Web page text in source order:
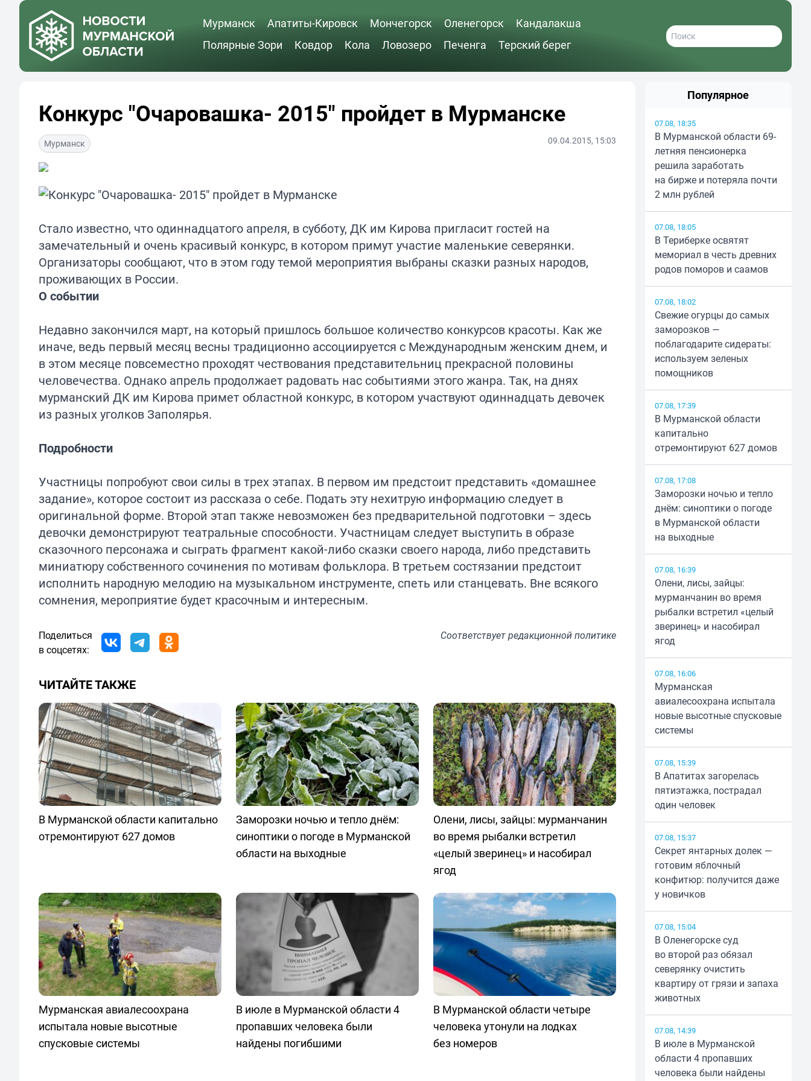
Мурманск Апатиты-Кировск Мончегорск Оленегорск
Кандалакша
Полярные Зори
Ковдор Кола Ловозеро Печенга Терский берег
Конкурс "Очаровашка- 2015" пройдет в Мурманске
Мурманск 09.04.2015, 15:03
Стало известно, что одиннадцатого апреля, в субботу, ДК им Кирова пригласит гостей на
замечательный и очень красивый конкурс, в котором примут участие маленькие северянки.
Организаторы сообщают, что в этом году темой мероприятия выбраны сказки разных народов,
проживающих в России.
О событии
Недавно закончился март, на который пришлось большое количество конкурсов красоты. Как же
иначе, ведь первый месяц весны традиционно ассоциируется с Международным женским днем, и
в этом месяце повсеместно проходят чествования представительниц прекрасной половины
человечества. Однако апрель продолжает радовать нас событиями этого жанра. Так, на днях
мурманский ДК им Кирова примет областной конкурс, в котором участвуют одиннадцать девочек
из разных уголков Заполярья.
Подробности
Участницы попробуют свои силы в трех этапах. В первом им предстоит представить «домашнее
задание», которое состоит из рассказа о себе. Подать эту нехитрую информацию следует в
оригинальной форме. Второй этап также невозможен без предварительной подготовки – здесь
девочки демонстрируют театральные способности. Участницам следует выступить в образе
сказочного персонажа и сыграть фрагмент какой-либо сказки своего народа, либо представить
миниатюру собственного сочинения по мотивам фольклора. В третьем состязании предстоит
исполнить народную мелодию на музыкальном инструменте, спеть или станцевать. Вне всякого
сомнения, мероприятие будет красочным и интересным.
Поделиться
в соцсетях:
Соответствуетредакционной политике
ЧИТАЙТЕ ТАКЖЕ
В Мурманской области капитально
отремонтируют 627 домов
Заморозки ночью и тепло днём:
синоптики о погоде в Мурманской
области на выходные
Олени, лисы, зайцы: мурманчанин
во время рыбалки встретил
«целый зверинец» и насобирал
ягод
Мурманская авиалесоохрана
испытала новые высотные
спусковые системы
В июле в Мурманской области 4
пропавших человека были
найдены погибшими
В Мурманской области четыре
человека утонули на лодках
без номеров
Популярное
07.08, 18:35
В Мурманской области 69-
летняя пенсионерка
решила заработать
на бирже и потеряла почти
2 млн рублей
07.08, 18:05
В Териберке освятят
мемориал в честь древних
родов поморов и саамов
07.08, 18:02
Свежие огурцы до самых
заморозков —
поблагодарите сидераты:
используем зеленых
помощников
07.08, 17:39
В Мурманской области
капитально
отремонтируют 627 домов
07.08, 17:08
Заморозки ночью и тепло
днём: синоптики о погоде
в Мурманской области
на выходные
07.08, 16:39
Олени, лисы, зайцы:
мурманчанин во время
рыбалки встретил «целый
зверинец» и насобирал
ягод
07.08, 16:06
Мурманская
авиалесоохрана испытала
новые высотные спусковые
системы
07.08, 15:39
В Апатитах загорелась
пятиэтажка, пострадал
один человек
07.08, 15:37
Секрет янтарных долек —
готовим яблочный
конфитюр: получится даже
у новичков
07.08, 15:04
В Оленегорске суд
во второй раз обязал
северянку очистить
квартиру от грязи и запаха
животных
07.08, 14:39
В июле в Мурманской
области 4 пропавших
человека были найдены